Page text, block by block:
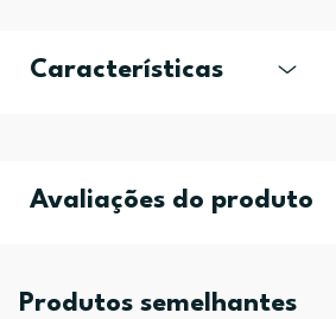
Características
Avaliações do produto
Produtos semelhantes